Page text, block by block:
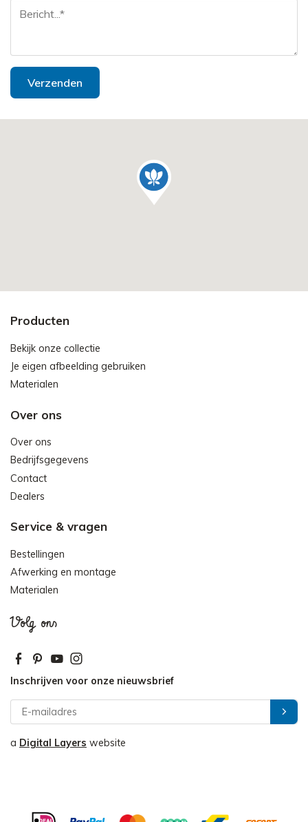
Verzenden
Producten
Bekijk onze collectie
Je eigen afbeelding gebruiken
Materialen
Over ons
Over ons
Bedrijfsgegevens
Contact
Dealers
Service & vragen
Bestellingen
Afwerking en montage
Materialen
Volg ons
Inschrijven voor onze nieuwsbrief
a Digital Layers website